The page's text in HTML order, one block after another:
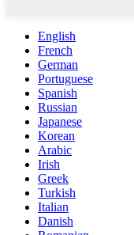
English
French
German
Portuguese
Spanish
Russian
Japanese
Korean
Arabic
Irish
Greek
Turkish
Italian
Danish